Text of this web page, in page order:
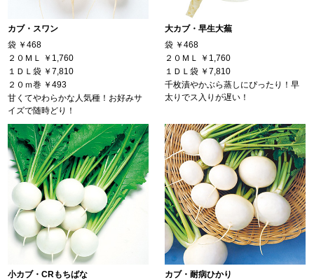
カブ・スワン
袋 ￥468
２０ＭＬ
￥1,760
１ＤＬ袋 ￥7,810
２０ｍ巻 ￥493
甘くてやわらかな人気種！お好みサ
イズで随時どり！
大カブ・早生大蕪
袋 ￥468
２０ＭＬ
￥1,760
１ＤＬ袋 ￥7,810
千枚漬やかぶら蒸しにぴったり！早
太りでス入りが遅い！
小カブ・CRもちばな
カブ・耐病ひかり